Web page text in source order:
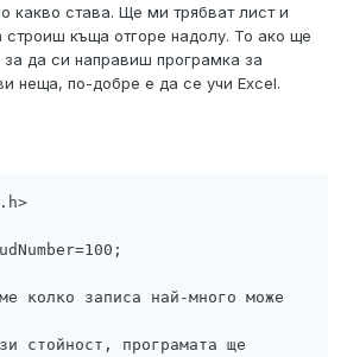
какво става. Ще ми трябват лист и
къща отгоре надолу. То ако ще
да си направиш програмка за
неща, по-добре е да се учи Excel.
колко записа най-много може
стойност, програмата ще